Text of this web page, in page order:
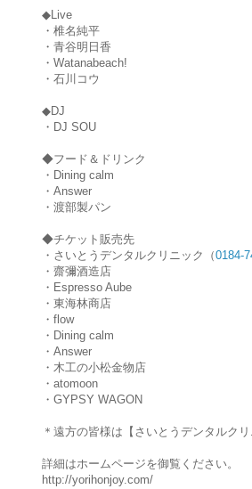
◆Live
・椎名純平
・青谷明日香
・Watanabeach!
・石川コウ
◆DJ
・DJ SOU
◆フード＆ドリンク
・Dining calm
・Answer
・渡部製パン
◆チケット販売先
・さいとうデンタルクリニック（0184-
・齋彌酒造店
・Espresso Aube
・東海林商店
・flow
・Dining calm
・Answer
・木工の小松金物店
・atomoon
・GYPSY WAGON
＊遠方の皆様は【さいとうデンタルク
詳細はホームページを御覧ください。
http://yorihonjoy.com/